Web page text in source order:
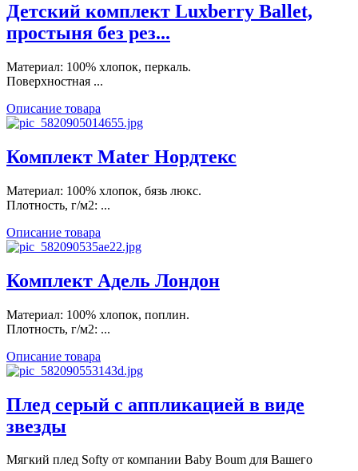
Детский комплект Luxberry Ballet,
простыня без рез...
Материал: 100% хлопок, перкаль.
Поверхностная ...
Описание товара
Комплект Mater Нордтекс
Материал: 100% хлопок, бязь люкс.
Плотность, г/м2: ...
Описание товара
Комплект Адель Лондон
Материал: 100% хлопок, поплин.
Плотность, г/м2: ...
Описание товара
Плед серый с аппликацией в виде
звезды
Мягкий плед Softy от компании Baby Boum для Вашего